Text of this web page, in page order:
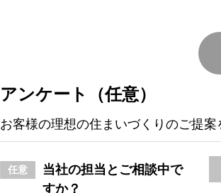
アンケート（任意）
お客様の理想の住まいづくりのご提
当社の担当とご相談中で
すか？
任意